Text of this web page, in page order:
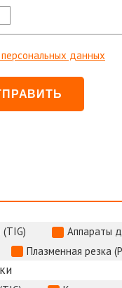
данных
(TIG)
Аппараты
Плазменная резка